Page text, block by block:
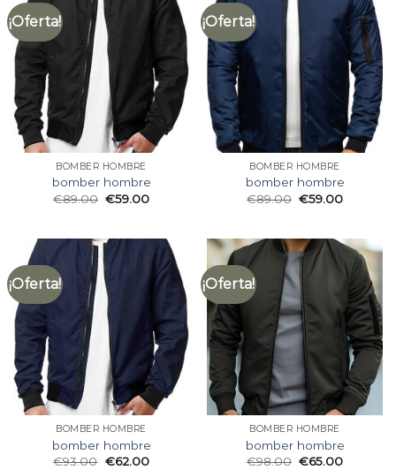
¡Oferta!
BOMBER HOMBRE
bomber hombre
€89.00 €59.00
¡Oferta!
BOMBER HOMBRE
bomber hombre
€89.00 €59.00
¡Oferta!
BOMBER HOMBRE
bomber hombre
€93.00 €62.00
¡Oferta!
BOMBER HOMBRE
bomber hombre
€98.00 €65.00